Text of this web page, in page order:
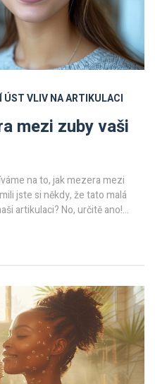
ÚSTVLIV NA ARTIKULACI
mezi zuby vaši
na to, jak mezera mezi
jste si někdy, že tato malá
artikulaci? No, určitě ano!
se k nám a dozvíte se